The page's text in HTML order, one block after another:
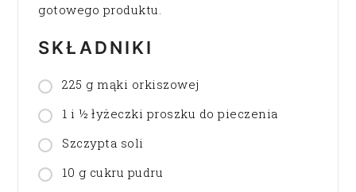
gotowego produktu.
SKŁADNIKI
225 g mąki orkiszowej
1 i ½ łyżeczki proszku do pieczenia
Szczypta soli
10 g cukru pudru